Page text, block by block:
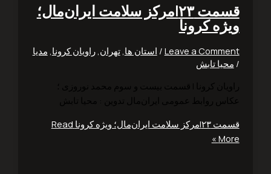
قسمت ۲۳|مرکز سلامت ایران‌مال؛
کرونا
Leave a
/استان ها , تهران,راویان کرونا,مدیا
تابش
Read